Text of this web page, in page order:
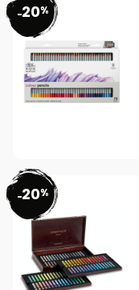
-20%
-20%